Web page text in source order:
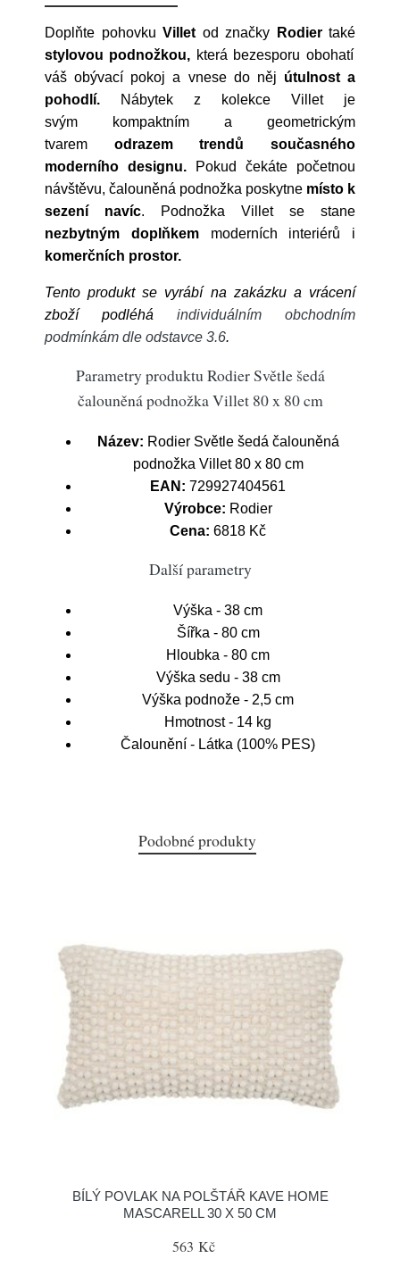
Doplňte pohovku Villet od značky Rodiertaké
stylovou podnožkou, která bezesporu obohatí
váš obývací pokoj a vnese do něj útulnost a
pohodlí.
Nábytek z kolekce Villet je
svým kompaktním a geometrickým
tvarem odrazem trendů současného
moderního designu.
Pokud čekáte početnou
návštěvu, čalouněná podnožka poskytne místo k
sezení navíc. Podnožka Villet se stane
nezbytným doplňkemmoderních interiérů i
komerčních prostor.
Tento produkt se vyrábí na zakázku a vrácení
zboží podléhá individuálním obchodním
podmínkám dle odstavce 3.6.
Parametry produktu Rodier Světle šedá
čalouněná podnožka Villet 80 x 80 cm
Název: Rodier Světle šedá čalouněná
podnožka Villet 80 x 80 cm
EAN: 729927404561
Výrobce: Rodier
Cena: 6818 Kč
Další parametry
Výška - 38 cm
Šířka - 80 cm
Hloubka - 80 cm
Výška sedu - 38 cm
Výška podnože - 2,5 cm
Hmotnost - 14 kg
Čalounění - Látka (100% PES)
Podobné produkty
BÍLÝ POVLAK NA POLŠTÁŘ KAVE HOME
MASCARELL 30 X 50 CM
563 Kč